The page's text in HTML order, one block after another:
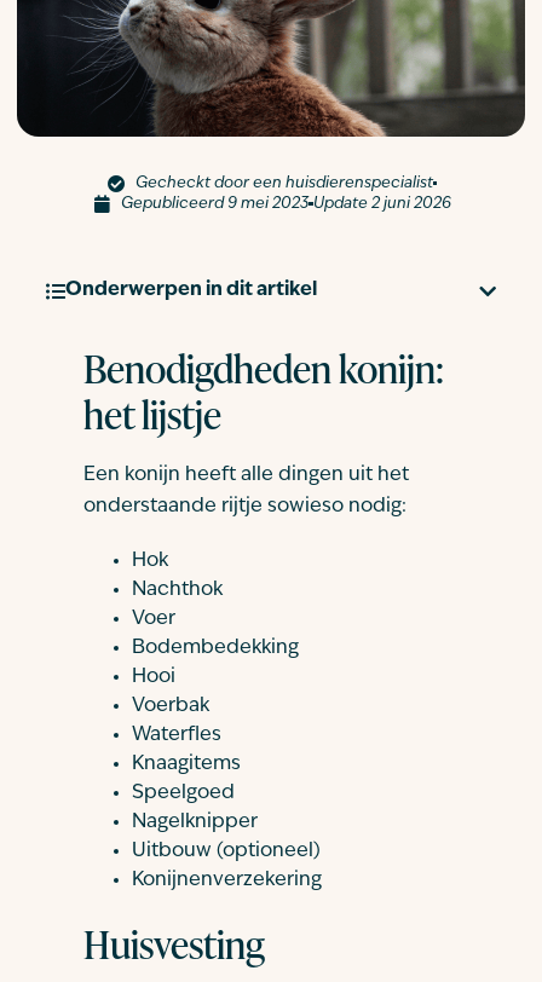
Gecheckt door een huisdierenspecialist
Gepubliceerd 9 mei 2023 Update 2 juni 2026
Onderwerpen in dit artikel
Benodigdheden konijn:
het lijstje
Een konijn heeft alle dingen uit het
onderstaande rijtje sowieso nodig:
Hok
Nachthok
Voer
Bodembedekking
Hooi
Voerbak
Waterfles
Knaagitems
Speelgoed
Nagelknipper
Uitbouw (optioneel)
Konijnenverzekering
Huisvesting